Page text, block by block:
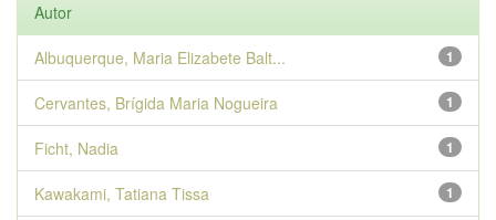
Autor
1
Albuquerque, Maria Elizabete Balt...
1
Cervantes, Brígida Maria Nogueira
1
Ficht, Nadia
1
Kawakami, Tatiana Tissa